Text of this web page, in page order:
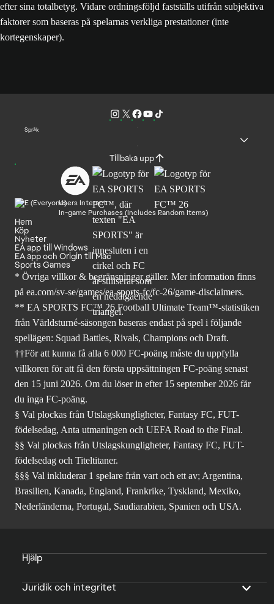
efter sina totalbetyg. Vidare ordningsföljd fastställs utifrån subjektiva
faktorer som baseras på spelarnas verkliga prestationer (inte
kortegenskaper).
Språk
Tillbaka upp
Users Interact
In-game Purchases (Includes Random Items)
Hem
Köp
Nyheter
EA app till Windows
EA app och Origin till Mac
Sports Games
* Övriga villkor & begränsningar gäller. Merinformation finns
på ea.com/sv-se/games/ea-sports-fc/fc-26/game-disclaimers.
** EA SPORTS FC™ 26 Football Ultimate Team™-statistiken
från Världsturné-säsongen baseras endast på spel i följande
spellägen: Squad Battles, Rivals, Champions och Draft.
††För att kunna få alla 6 000 FC-poäng måste du uppfylla
villkoren för att få den första uppsättningen FC-poäng senast
den 15 juni 2026. Om du löser in efter 15 september 2026 får
du inga FC-poäng.
§ Val plockas från Utslagskungligheter, Fantasy FC, FUT-
födelsedag, Anta utmaningen och UEFA Road to the Final.
§§ Val plockas från Utslagskungligheter, Fantasy FC, FUT-
födelsedag och Titeltitaner.
§§§ Val inkluderar 1 spelare från vart och ett av; Argentina,
Brasilien, Kanada, England, Frankrike, Tyskland, Mexiko,
Nederländerna, Portugal, Saudiarabien, Spanien och USA.
Hjälp
Juridik och integritet